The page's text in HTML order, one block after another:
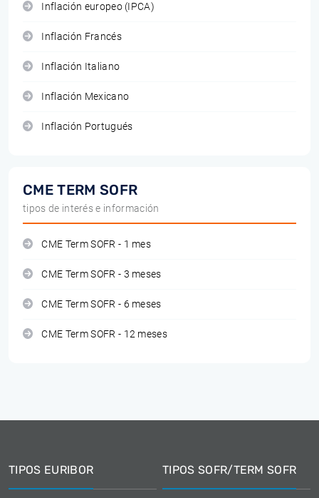
Inflación europeo (IPCA)
Inflación Francés
Inflación Italiano
Inflación Mexicano
Inflación Portugués
CME TERM SOFR
tipos de interés e información
CME Term SOFR - 1 mes
CME Term SOFR - 3 meses
CME Term SOFR - 6 meses
CME Term SOFR - 12 meses
TIPOS EURIBOR TIPOS SOFR/TERM SOFR